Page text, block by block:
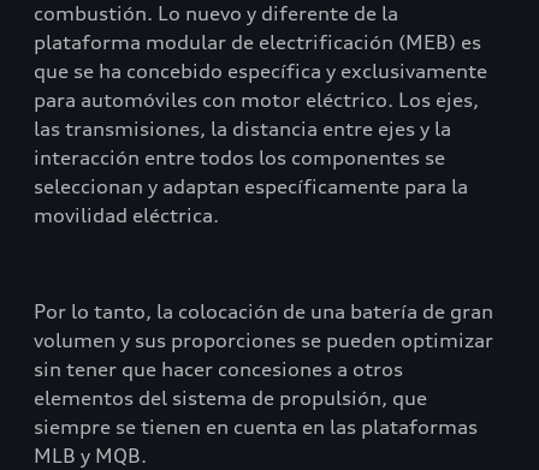
combustión. Lo nuevo y diferente de la
plataforma modular de electrificación (MEB) es
que se ha concebido específica y exclusivamente
para automóviles con motor eléctrico. Los ejes,
las transmisiones, la distancia entre ejes y la
interacción entre todos los componentes se
seleccionan y adaptan específicamente para la
movilidad eléctrica.
Por lo tanto, la colocación de una batería de gran
volumen y sus proporciones se pueden optimizar
sin tener que hacer concesiones a otros
elementos del sistema de propulsión, que
siempre se tienen en cuenta en las plataformas
MLB y MQB.